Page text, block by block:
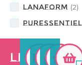
LANAFORM (2)
PURESSENTIEL
Les